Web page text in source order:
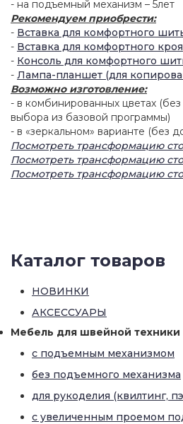
- на подъемный механизм – 5лет
Рекомендуем приобрести:
- Вставка для комфортного
- Вставка для комфортного кроя
- Консоль для комфортного
- Лампа-планшет (для
Возможно изготовление:
- в комбинированных цветах
выбора из базовой программы)
- в «зеркальном» варианте (без
Посмотреть трансформацию
Посмотреть трансформацию
Посмотреть трансформацию
Каталог товаров
НОВИНКИ
АКСЕССУАРЫ
Мебель для швейной техники
с подъемным механизмом
без подъемного механизма
для рукоделия (квилтинг,
с увеличенным проемом